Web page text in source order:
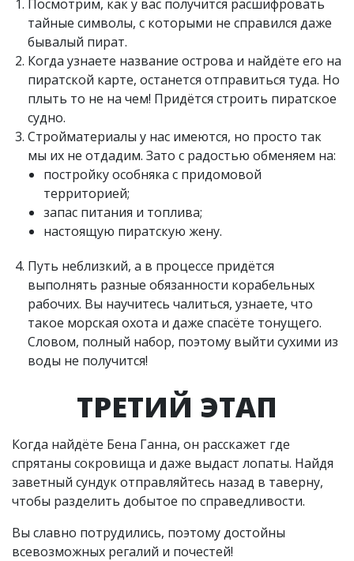
Посмотрим, как у вас получится расшифровать
тайные символы, с которыми не справился даже
бывалый пират.
Когда узнаете название острова и найдёте его на
пиратской карте, останется отправиться туда. Но
плыть то не на чем! Придётся строить пиратское
судно.
Стройматериалы у нас имеются, но просто так
мы их не отдадим. Зато с радостью обменяем на:
постройку особняка с придомовой
территорией;
запас питания и топлива;
настоящую пиратскую жену.
Путь неблизкий, а в процессе придётся
выполнять разные обязанности корабельных
рабочих. Вы научитесь чалиться, узнаете, что
такое морская охота и даже спасёте тонущего.
Словом, полный набор, поэтому выйти сухими из
воды не получится!
ТРЕТИЙ ЭТАП
Когда найдёте Бена Ганна, он расскажет где
спрятаны сокровища и даже выдаст лопаты. Найдя
заветный сундук отправляйтесь назад в таверну,
чтобы разделить добытое по справедливости.
Вы славно потрудились, поэтому достойны
всевозможных регалий и почестей!